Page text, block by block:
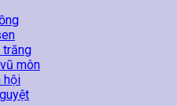
trăng
môn
hội